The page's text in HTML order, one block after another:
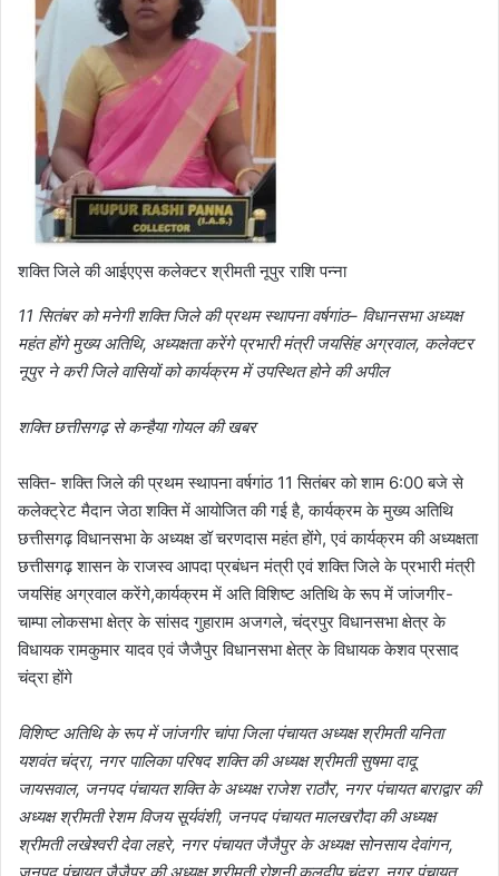
शक्ति जिले की आईएएस कलेक्टर श्रीमती नूपुर राशि पन्ना
11 सितंबर को मनेगी शक्ति जिले की प्रथम स्थापना वर्षगांठ– विधानसभा अध्यक्ष
महंत होंगे मुख्य अतिथि, अध्यक्षता करेंगे प्रभारी मंत्री जयसिंह अग्रवाल, कलेक्टर
नूपुर ने करी जिले वासियों को कार्यक्रम में उपस्थित होने की अपील
शक्ति छत्तीसगढ़ से कन्हैया गोयल की खबर
सक्ति- शक्ति जिले की प्रथम स्थापना वर्षगांठ 11 सितंबर को शाम 6:00 बजे से
कलेक्ट्रेट मैदान जेठा शक्ति में आयोजित की गई है, कार्यक्रम के मुख्य अतिथि
छत्तीसगढ़ विधानसभा के अध्यक्ष डॉ चरणदास महंत होंगे, एवं कार्यक्रम की अध्यक्षता
छत्तीसगढ़ शासन के राजस्व आपदा प्रबंधन मंत्री एवं शक्ति जिले के प्रभारी मंत्री
जयसिंह अग्रवाल करेंगे,कार्यक्रम में अति विशिष्ट अतिथि के रूप में जांजगीर-
चाम्पा लोकसभा क्षेत्र के सांसद गुहाराम अजगले, चंद्रपुर विधानसभा क्षेत्र के
विधायक रामकुमार यादव एवं जैजैपुर विधानसभा क्षेत्र के विधायक केशव प्रसाद
चंद्रा होंगे
विशिष्ट अतिथि के रूप में जांजगीर चांपा जिला पंचायत अध्यक्ष श्रीमती यनिता
यशवंत चंद्रा, नगर पालिका परिषद शक्ति की अध्यक्ष श्रीमती सुषमा दादू
जायसवाल, जनपद पंचायत शक्ति के अध्यक्ष राजेश राठौर, नगर पंचायत बाराद्वार की
अध्यक्ष श्रीमती रेशम विजय सूर्यवंशी, जनपद पंचायत मालखरौदा की अध्यक्ष
श्रीमती लखेश्वरी देवा लहरे, नगर पंचायत जैजैपुर के अध्यक्ष सोनसाय देवांगन,